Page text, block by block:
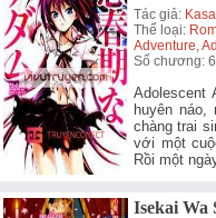
Tác giả:
Thể loại:
Adventure ,
Số chương: 6
Adolescent
huyên
chàng trai
với một
Rồi một
Isekai Wa